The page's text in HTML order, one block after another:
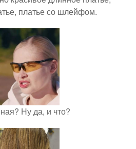
платье со шлейфом.
Ну да, и что?